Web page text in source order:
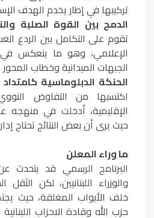
تركيبها في إطار يخدم الهدف
الدمج بين القوة الصلبة
تقوم على التكامل بين الردع
الإعلامي، وهو ما ينعكس في
الجبهات الميدانية وخطاب
الحنكة الدبلوماسية
اكتسبها من التفاوض
الإقليمية، أدخلت في منهجه
حيث يرى أن بعض النتائج تحتاج
ما وراء المعلن
البرنامج الرسمي قد يتحدث
والوزراء اللبنانيين، لكن
خلف الأبواب المغلقة، حيث
حزب الله وقادة الاحزاب